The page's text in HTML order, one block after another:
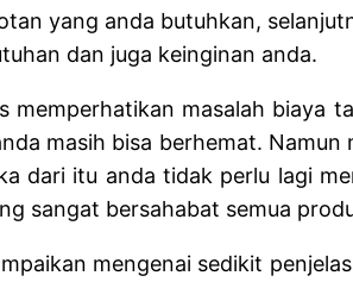
yang anda butuhkan,
dan juga keinginan anda.
memperhatikan masalah
masih bisa berhemat.
dari itu anda tidak perlu lagi
sangat bersahabat semua
mengenai sedikit